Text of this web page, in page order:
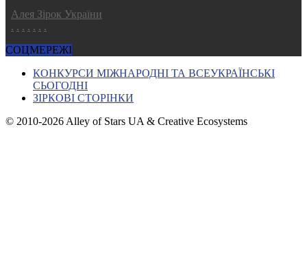
Алея Зірок України
. . . . . . .
СОЦМЕРЕЖІ
КОНКУРСИ МІЖНАРОДНІ ТА ВСЕУКРАЇНСЬКІ
СЬОГОДНІ
ЗІРКОВІ СТОРІНКИ
© 2010-2026 Alley of Stars UA & Creative Ecosystems